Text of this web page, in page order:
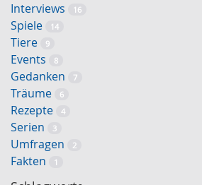
Interviews 16
Spiele 14
Tiere 9
Events 8
Gedanken 7
Träume 6
Rezepte 4
Serien 3
Umfragen 2
Fakten 1